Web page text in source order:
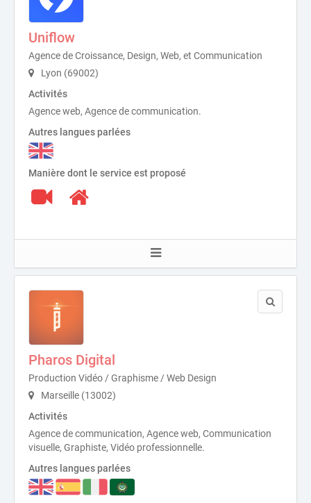
Uniflow
Agence de Croissance, Design, Web, et Communication
Lyon (69002)
Activités
Agence web, Agence de communication.
Autres langues parlées
Manière dont le service est proposé
Pharos Digital
Production Vidéo / Graphisme / Web Design
Marseille (13002)
Activités
Agence de communication, Agence web, Communication
visuelle, Graphiste, Vidéo professionnelle.
Autres langues parlées